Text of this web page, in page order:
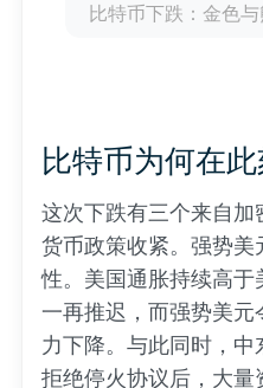
比特币下跌：金色
比特币为何在
这次下跌有三个来自加
货币政策收紧。强势美
性。美国通胀持续高
一再推迟，而强势美元
力下降。与此同时，
拒绝停火协议后，大